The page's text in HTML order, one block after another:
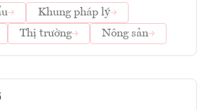
Khung pháp lý
Thị trường Nông sản